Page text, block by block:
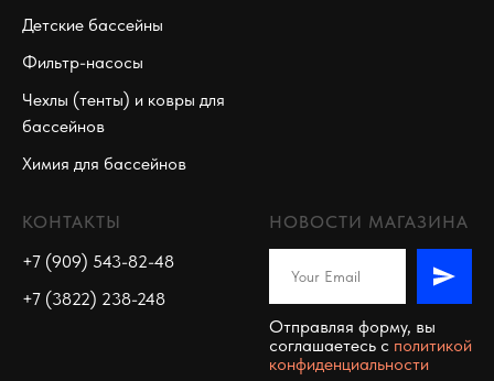
Детские бассейны
Фильтр-насосы
Чехлы (тенты) и ковры для
бассейнов
Химия для бассейнов
КОНТАКТЫ
+7 (909) 543-82-48
+7 (3822) 238-248
НОВОСТИ МАГАЗИНА
Отправляя форму, вы
соглашаетесь c политикой
конфиденциальности